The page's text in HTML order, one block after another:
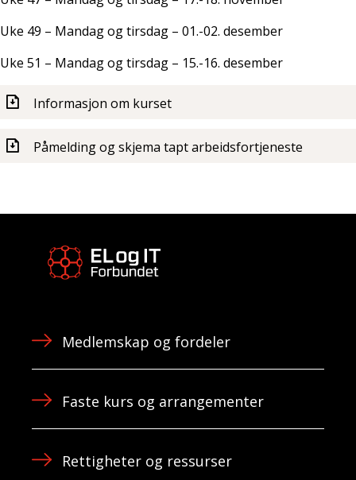
Uke 49 – Mandag og tirsdag – 01.-02. desember
Uke 51 – Mandag og tirsdag – 15.-16. desember
Informasjon om kurset
Påmelding og skjema tapt arbeidsfortjeneste
Medlemskap og fordeler
Faste kurs og arrangementer
Rettigheter og ressurser